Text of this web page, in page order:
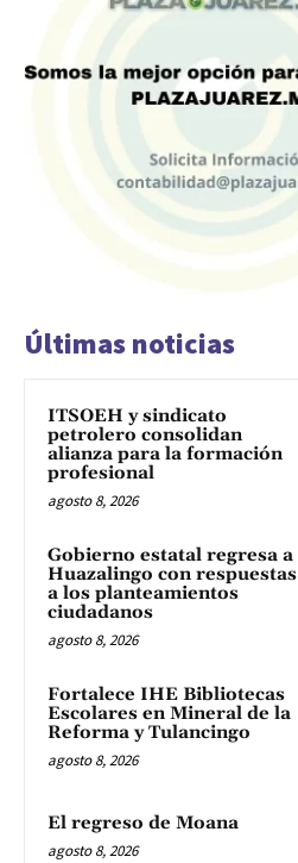
Últimas noticias
ITSOEH y sindicato
petrolero consolidan
alianza para la formación
profesional
agosto 8, 2026
Gobierno estatal regresa a
Huazalingo con respuestas
a los planteamientos
ciudadanos
agosto 8, 2026
Fortalece IHE Bibliotecas
Escolares en Mineral de la
Reforma y Tulancingo
agosto 8, 2026
El regreso de Moana
agosto 8, 2026